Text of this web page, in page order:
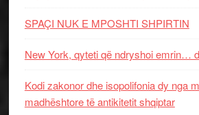
SPAÇI NUK E MPOSHTI SHPIRTIN
New York, qyteti që ndryshoi emrin…
Kodi zakonor dhe isopolifonia dy nga
madhështore të antikitetit shqiptar